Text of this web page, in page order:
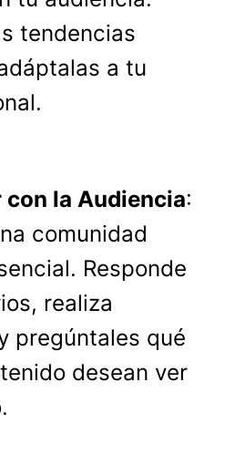
tendencias
a tu
la Audiencia:
comunidad
Responde
realiza
pregúntales qué
desean ver